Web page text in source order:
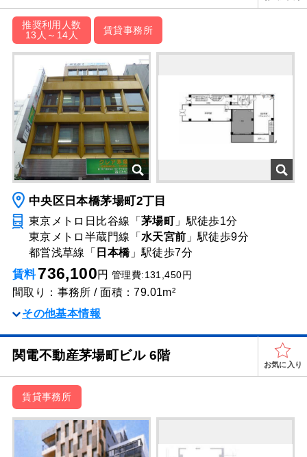
推奨利用人数
13人～14人
賃貸事務所
中央区日本橋茅場町2丁目
東京メトロ日比谷線「 茅場町 」駅徒歩1分
東京メトロ半蔵門線「 水天宮前 」駅徒歩9分
都営浅草線「 日本橋」駅徒歩7分
賃料736,100円 管理費:131,450円
間取り：事務所 / 面積：79.01m²
その他基本情報
関電不動産茅場町ビル 6階
お気に入り
賃貸事務所